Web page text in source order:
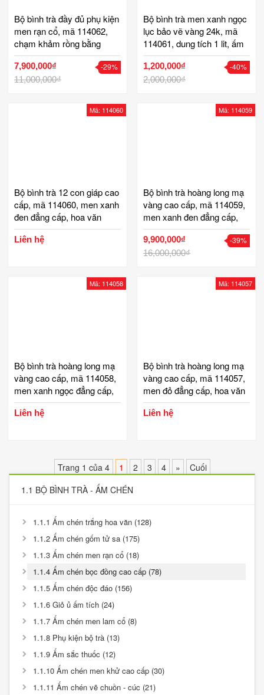
Bộ bình trà đầy đủ phụ kiện
men rạn cổ, mã 114062,
chạm khảm rồng bằng
đồng vàng cao cấp, gồm 1
ấm 6 chén 7 đĩa, 1 hộp trà,
1 ống tăm, 1 gạt tàn, 1 bộ
7,900,000₫
11,000,000₫
-29%
Bộ bình trà men xanh ngọc
lục bảo vẽ vàng 24k, mã
114061, dung tích 1 lit, ấm
chén trà cao cấp, ấm cao
20 cm, ly trà cao 6 đk 5
cm, khay 25x35 cm, bộ ấm
1,200,000₫
2,000,000₫
-40%
Mã: 114060
Bộ bình trà 12 con giáp cao
cấp, mã 114060, men xanh
đen đẳng cấp, hoa văn
chạm trổ công phu, thêm
phụ kiện hộp trà, ống tăm,
Liên hệ
Mã: 114059
Bộ bình trà hoàng long mạ
vàng cao cấp, mã 114059,
men xanh đen đẳng cấp,
hoa văn chạm trổ công
phu, khay gỗ di lặc dài 65
cm, thêm phụ kiện hộp trà,
chén mạ vàng gốm tinh vân
9,900,000₫
16,000,000₫
-39%
Mã: 114058
Bộ bình trà hoàng long mạ
vàng cao cấp, mã 114058,
men xanh ngọc đẳng cấp,
hoa văn chạm trổ công
phu, rồng bay, khay gỗ di
mạ vàng gốm tinh vân
Liên hệ
Mã: 114057
Bộ bình trà hoàng long mạ
vàng cao cấp, mã 114057,
men đỏ đẳng cấp, hoa văn
chạm trổ công phu, rồng
bay, khay gỗ di lặc dài 65
gốm tinh vân
Liên hệ
Trang 1 của 4 1 2 3 4 »
Cuối
1.1 BỘ BÌNH TRÀ - ẤM CHÉN
1.1.1 Ấm chén trắng hoa văn (128)
1.1.2 Ấm chén gốm tử sa (175)
1.1.3 Ấm chén men rạn cổ (18)
1.1.4 Ấm chén bọc đồng cao cấp (78)
1.1.5 Ấm chén độc đáo (156)
1.1.6 Giỏ ủ ấm tích (24)
1.1.7 Ấm chén men lam cổ (8)
1.1.8 Phụ kiện bộ trà (13)
1.1.9 Ấm sắc thuốc (12)
1.1.10 Ấm chén men khử cao cấp (30)
1.1.11 Ấm chén vẽ chuồn - cúc (21)